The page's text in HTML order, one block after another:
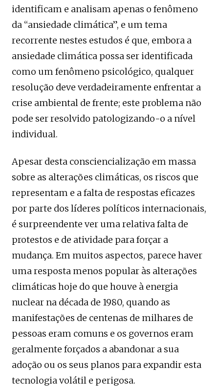
identificam e analisam apenas o fenômeno
da “ansiedade climática”, e um tema
recorrente nestes estudos é que, embora a
ansiedade climática possa ser identificada
como um fenômeno psicológico, qualquer
resolução deve verdadeiramente enfrentar a
crise ambiental de frente; este problema não
pode ser resolvido patologizando-o a nível
individual.
Apesar desta consciencialização em massa
sobre as alterações climáticas, os riscos que
representam e a falta de respostas eficazes
por parte dos líderes políticos internacionais,
é surpreendente ver uma relativa falta de
protestos e de atividade para forçar a
mudança. Em muitos aspectos, parece haver
uma resposta menos popular às alterações
climáticas hoje do que houve à energia
nuclear na década de 1980, quando as
manifestações de centenas de milhares de
pessoas eram comuns e os governos eram
geralmente forçados a abandonar a sua
adoção ou os seus planos para expandir esta
tecnologia volátil e perigosa.